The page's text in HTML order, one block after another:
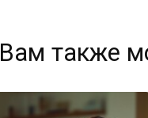
Вам также